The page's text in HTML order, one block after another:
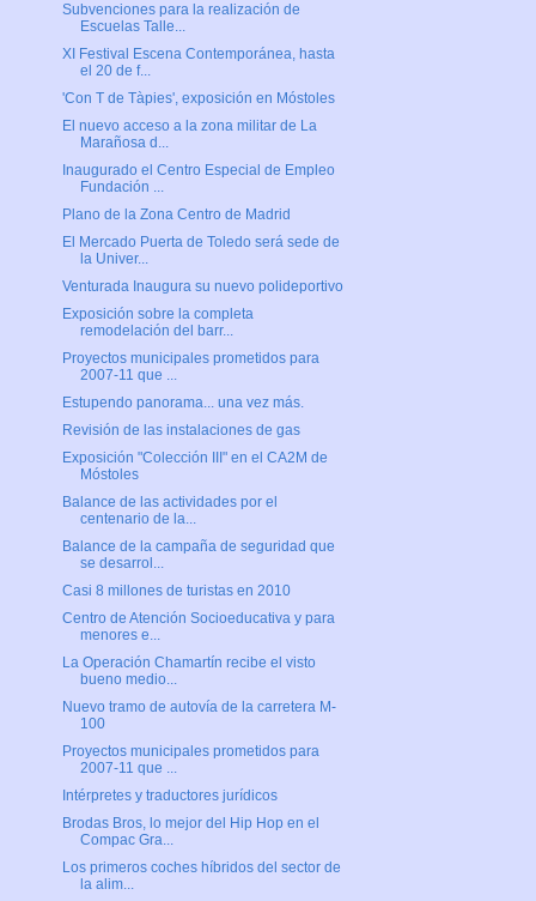
Subvenciones para la realización de
Escuelas Talle...
XI Festival Escena Contemporánea, hasta
el 20 de f...
'Con T de Tàpies', exposición en Móstoles
El nuevo acceso a la zona militar de La
Marañosa d...
Inaugurado el Centro Especial de Empleo
Fundación ...
Plano de la Zona Centro de Madrid
El Mercado Puerta de Toledo será sede de
la Univer...
Venturada Inaugura su nuevo polideportivo
Exposición sobre la completa
remodelación del barr...
Proyectos municipales prometidos para
2007-11 que ...
Estupendo panorama... una vez más.
Revisión de las instalaciones de gas
Exposición "Colección III" en el CA2M de
Móstoles
Balance de las actividades por el
centenario de la...
Balance de la campaña de seguridad que
se desarrol...
Casi 8 millones de turistas en 2010
Centro de Atención Socioeducativa y para
menores e...
La Operación Chamartín recibe el visto
bueno medio...
Nuevo tramo de autovía de la carretera M-
100
Proyectos municipales prometidos para
2007-11 que ...
Intérpretes y traductores jurídicos
Brodas Bros, lo mejor del Hip Hop en el
Compac Gra...
Los primeros coches híbridos del sector de
la alim...